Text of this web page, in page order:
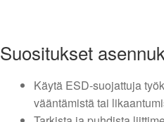
Suositukset
Käytä ESD-suojattuja
vääntämistä tai